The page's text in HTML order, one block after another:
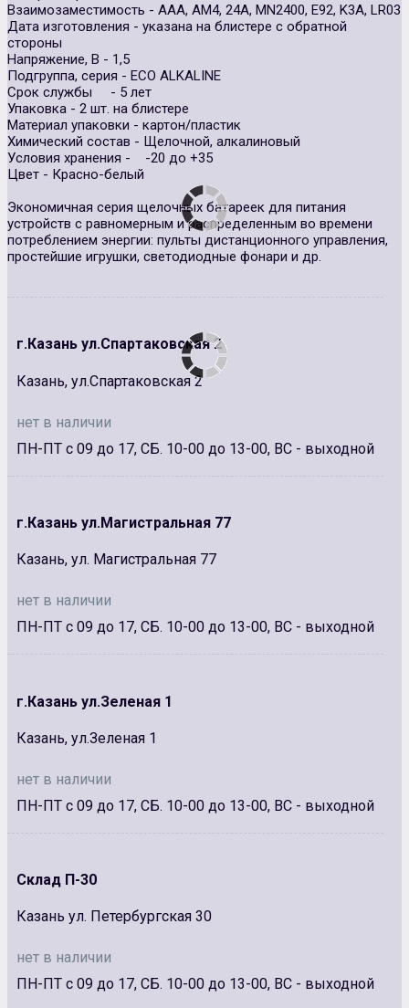
Взаимозаместимость - AAA, AM4, 24A, MN2400, E92, K3A, LR03
Дата изготовления - указана на блистере с обратной
стороны
Напряжение, В - 1,5
Подгруппа, серия - ECO ALKALINE
Срок службы - 5 лет
Упаковка - 2 шт. на блистере
Материал упаковки - картон/пластик
Химический состав - Щелочной, алкалиновый
Условия хранения - -20 до +35
Цвет - Красно-белый
Экономичная серия щелочных батареек для питания
устройств с равномерным и распределенным во времени
потреблением энергии: пульты дистанционного управления,
простейшие игрушки, светодиодные фонари и др.
г.Казань ул.Спартаковская 2
Казань, ул.Спартаковская 2
нет в наличии
ПН-ПТ с 09 до 17, СБ. 10-00 до 13-00, ВС - выходной
г.Казань ул.Магистральная 77
Казань, ул. Магистральная 77
нет в наличии
ПН-ПТ с 09 до 17, СБ. 10-00 до 13-00, ВС - выходной
г.Казань ул.Зеленая 1
Казань, ул.Зеленая 1
нет в наличии
ПН-ПТ с 09 до 17, СБ. 10-00 до 13-00, ВС - выходной
Склад П-30
Казань ул. Петербургская 30
нет в наличии
ПН-ПТ с 09 до 17, СБ. 10-00 до 13-00, ВС - выходной